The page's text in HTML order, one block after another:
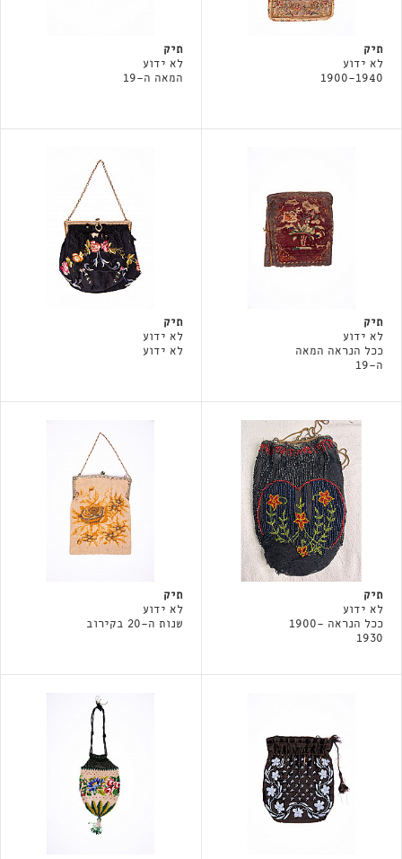
תיק
לא ידוע
1900-1940
תיק
לא ידוע
המאה ה-19
תיק
לא ידוע
ככל הנראה המאה
ה-19
תיק
לא ידוע
לא ידוע
תיק
לא ידוע
ככל הנראה 1900-
1930
תיק
לא ידוע
שנות ה-20 בקירוב